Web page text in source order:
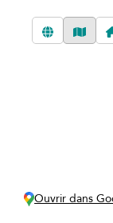
Ouvrir dans